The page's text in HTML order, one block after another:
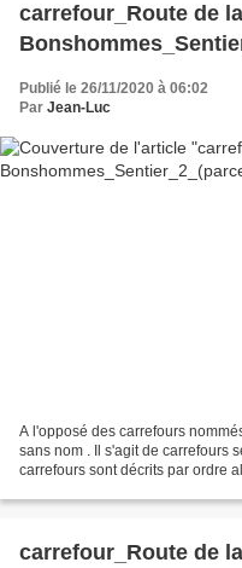
carrefour_Route de
Publié le 26/11/2020 à 06:02
Par Jean-Luc
A l'opposé des carrefours
sans nom . Il s'agit de carrefours
carrefours sont décrits par ordre
carrefour_Route de